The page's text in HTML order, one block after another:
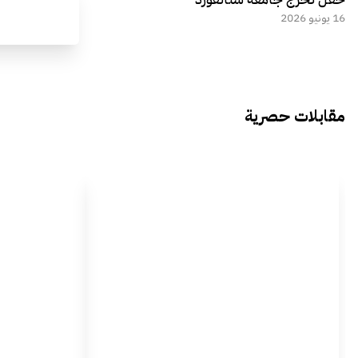
16 يونيو 2026
مقابلات حصرية